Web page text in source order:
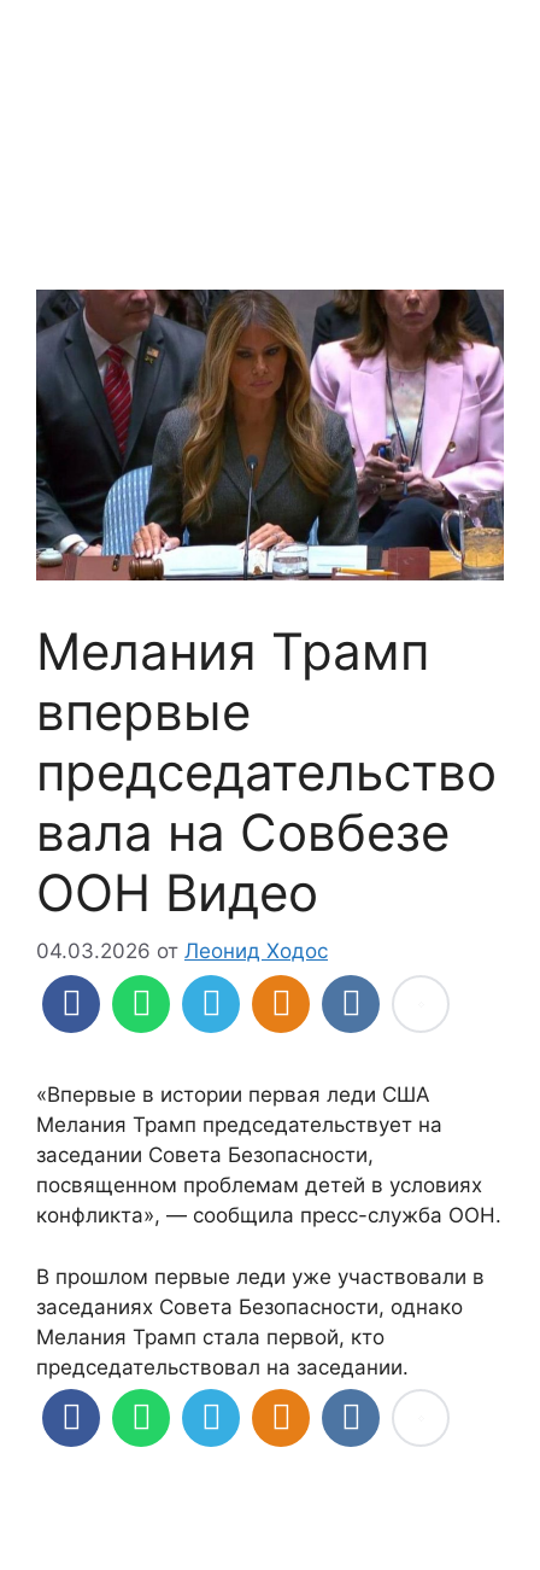
Мелания Трамп
впервые
председательство
вала на Совбезе
ООН Видео
04.03.2026 от Леонид Ходос
«Впервые в истории первая леди США
Мелания Трамп председательствует на
заседании Совета Безопасности,
посвященном проблемам детей в условиях
конфликта», — сообщила пресс-служба ООН.
В прошлом первые леди уже участвовали в
заседаниях Совета Безопасности, однако
Мелания Трамп стала первой, кто
председательствовал на заседании.